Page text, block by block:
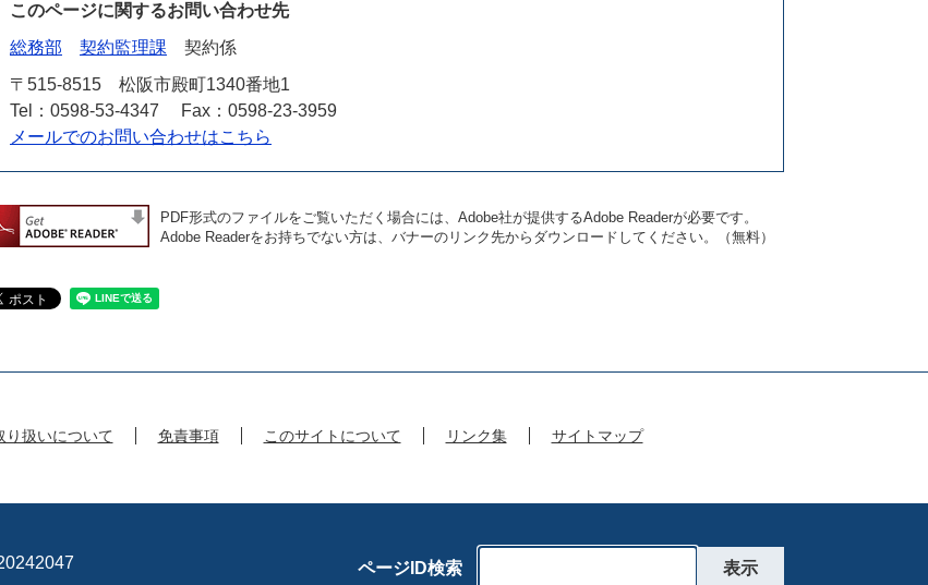
このページに関するお問い合わせ先
総務部
契約監理課
契約係
〒515-8515
松阪市殿町1340番地1
Tel：0598-53-4347
Fax：0598-23-3959
メールでのお問い合わせはこちら
PDF形式のファイルをご覧いただく場合には、Adobe社が提供するAdobe Readerが必要です。
Adobe Readerをお持ちでない方は、バナーのリンク先からダウンロードしてください。（無料）
り扱いについて 免責事項 このサイトについて リンク集 サイトマップ
ページID検索